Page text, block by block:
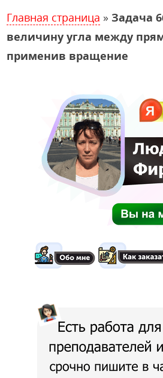
Главная страница » Задача
величину угла между
применив вращение